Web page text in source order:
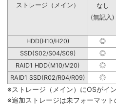
ストレージ（メイン）
なし
(無記入)
HDD(H10/H20) ◎
SSD(S02/S04/S09)
◎
RAID1 HDD(M10/M20)
◎
RAID1 SSD(R02/R04/R09)
◎
※ストレージ（メイン）にOSがイ
※追加ストレージは未フォーマッ